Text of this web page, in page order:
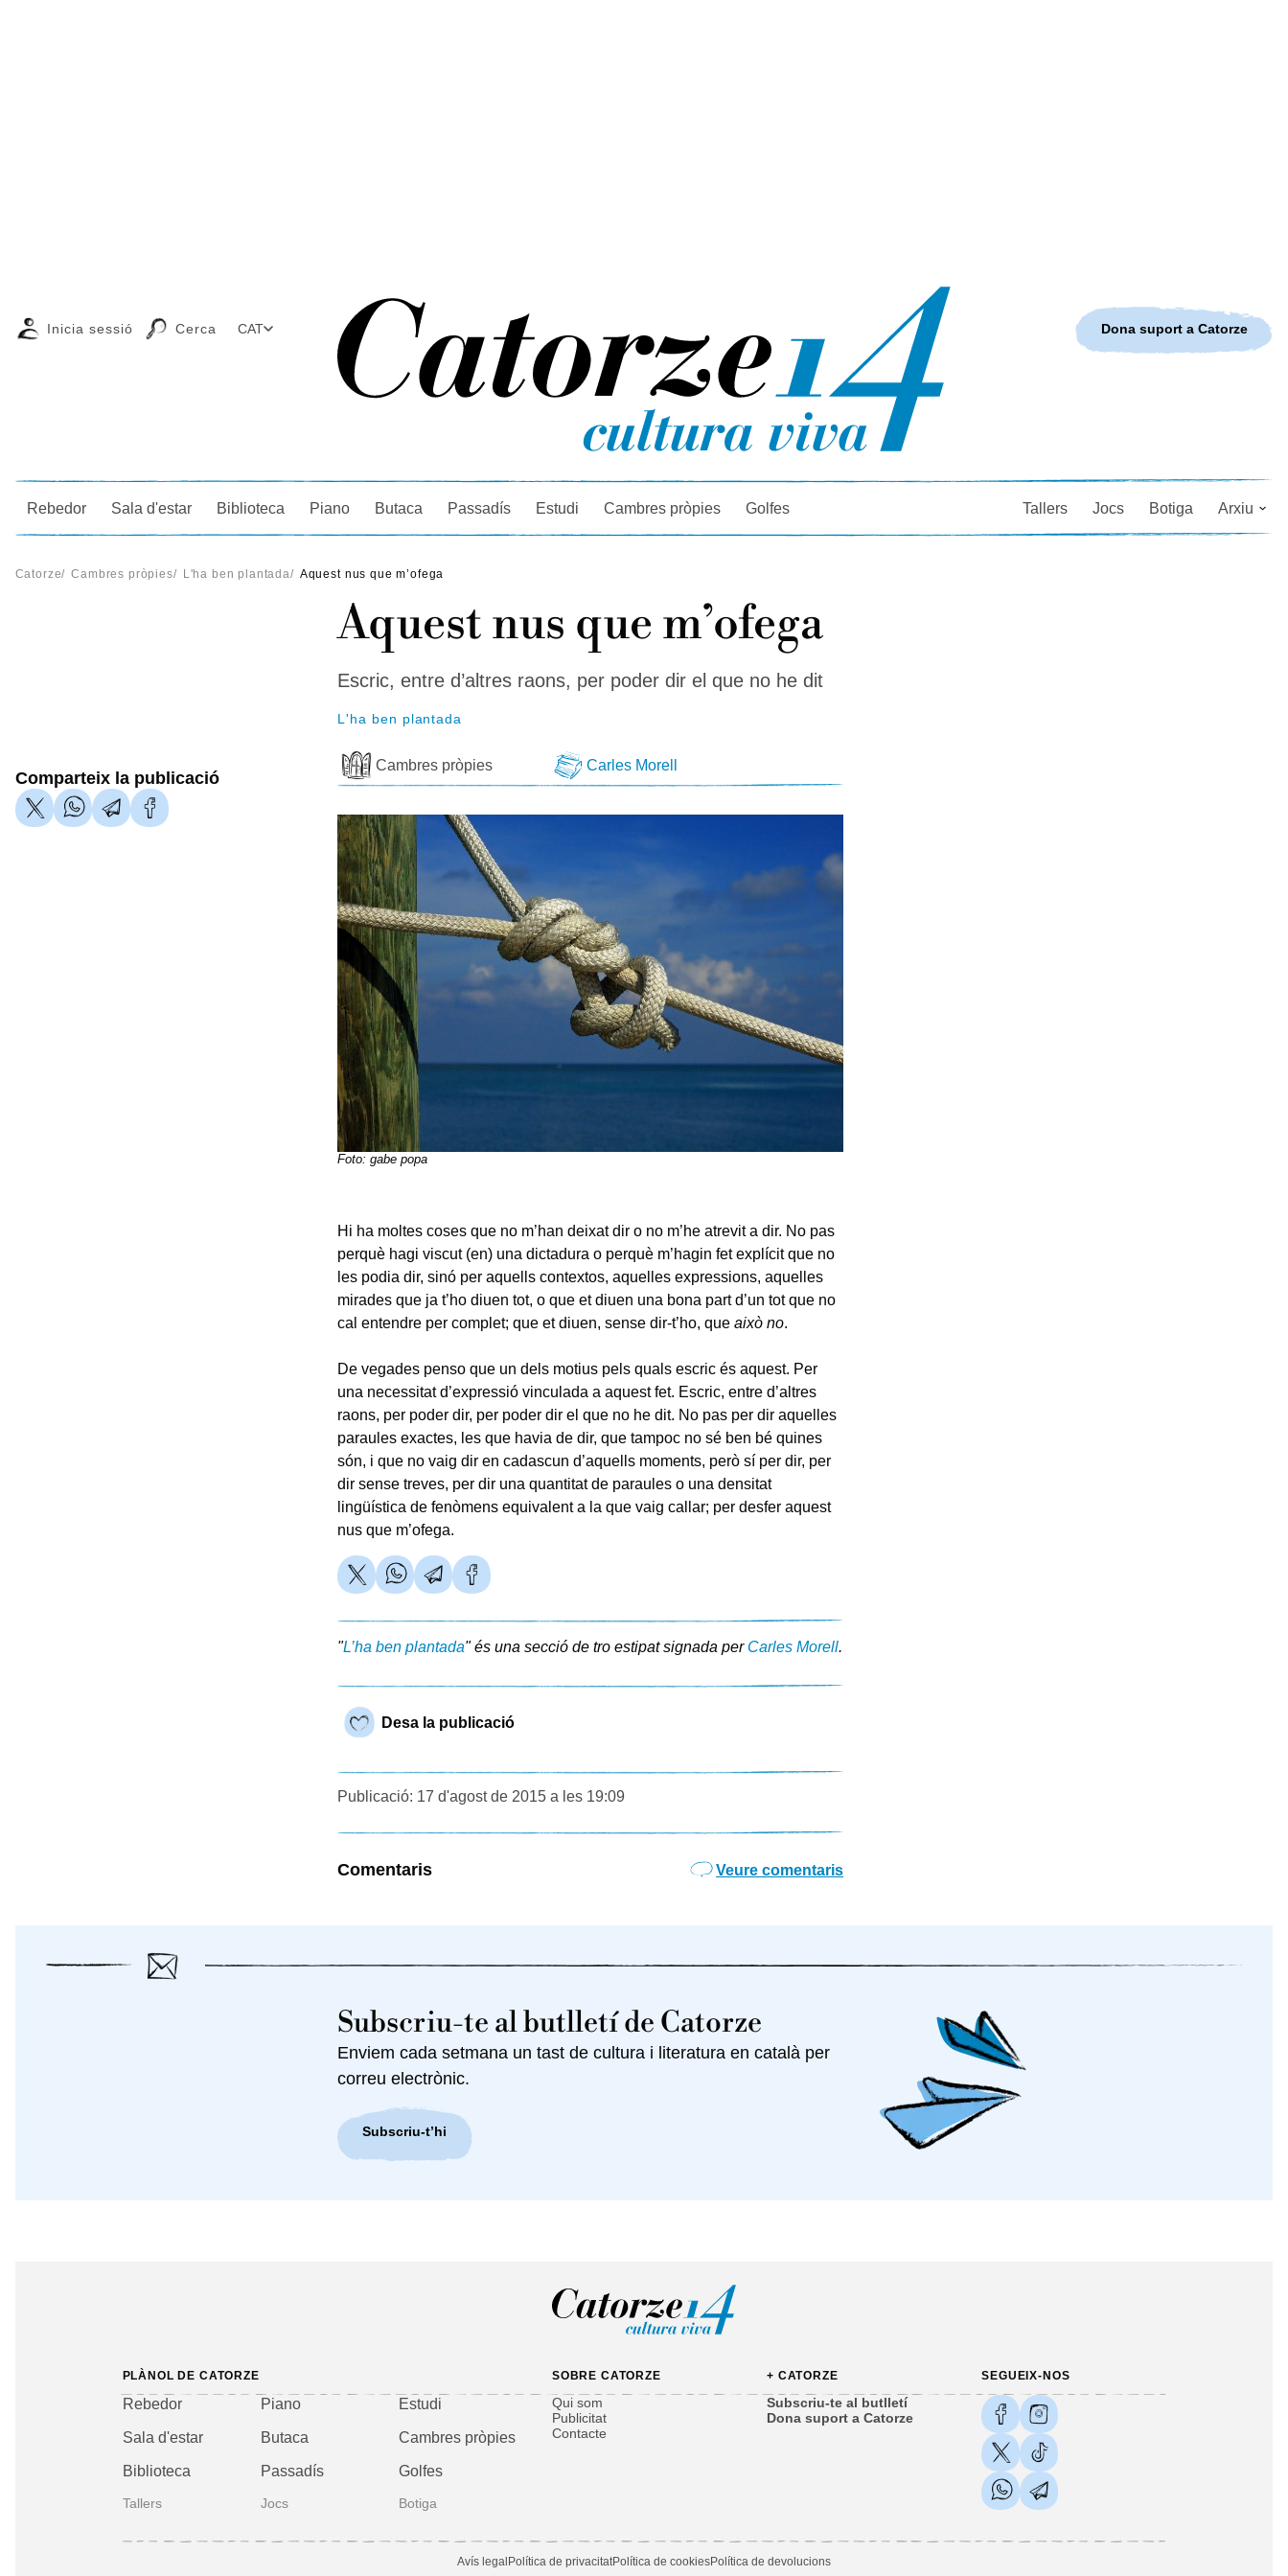
Cercador
Inicia sessió Cerca CAT
Rebedor Sala d'estar Biblioteca Piano Butaca Passadís Estudi Cambres pròpies Golfes Tallers Jocs Botiga Arxiu
Dona suport a Catorze
Catorze/ Cambres pròpies/ L'ha ben plantada/ Aquest nus que m’ofega
Aquest nus que m’ofega
Escric, entre d’altres raons, per poder dir el que no he dit
L'ha ben plantada
Cambres pròpies Carles Morell
Comparteix la publicació
Foto: gabe popa
Hi ha moltes coses que no m’han deixat dir o no m’he atrevit a dir. No pas
perquè hagi viscut (en) una dictadura o perquè m’hagin fet explícit que no
les podia dir, sinó per aquells contextos, aquelles expressions, aquelles
mirades que ja t’ho diuen tot, o que et diuen una bona part d’un tot que no
cal entendre per complet; que et diuen, sense dir-t’ho, que això no.
De vegades penso que un dels motius pels quals escric és aquest. Per
una necessitat d’expressió vinculada a aquest fet. Escric, entre d’altres
raons, per poder dir, per poder dir el que no he dit. No pas per dir aquelles
paraules exactes, les que havia de dir, que tampoc no sé ben bé quines
són, i que no vaig dir en cadascun d’aquells moments, però sí per dir, per
dir sense treves, per dir una quantitat de paraules o una densitat
lingüística de fenòmens equivalent a la que vaig callar; per desfer aquest
nus que m’ofega.
"L’ha ben plantada" és una secció de tro estipat signada per Carles Morell.
Desa la publicació
Publicació: 17 d'agost de 2015 a les 19:09
Comentaris Veure comentaris
Subscriu-te al butlletí de Catorze
Enviem cada setmana un tast de cultura i literatura en català per
correu electrònic.
Subscriu-t’hi
PLÀNOL DE CATORZE
Rebedor
Sala d'estar
Biblioteca
Piano
Butaca
Passadís
Estudi
Cambres pròpies
Golfes
Tallers Jocs Botiga
SOBRE CATORZE
Qui som
Publicitat
Contacte
+ CATORZE
Subscriu-te al butlletí
Dona suport a Catorze
SEGUEIX-NOS
Avís legalPolítica de privacitatPolítica de cookiesPolítica de devolucions